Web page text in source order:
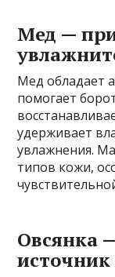
Мед —
Мед обладает
помогает
удерживает
увлажнения.
типов кожи,
Овсянка